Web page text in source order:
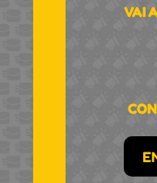
VAI